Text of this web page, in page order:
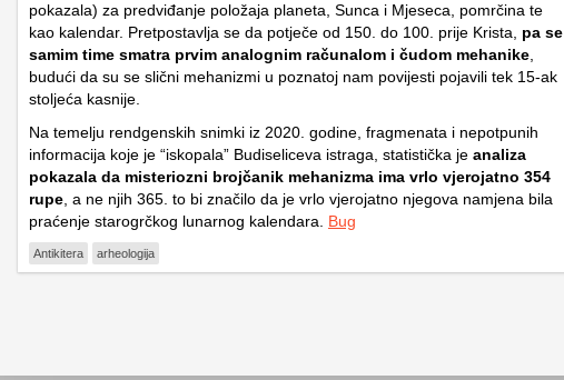
pokazala) za predviđanje položaja planeta, Sunca i Mjeseca, pomrčina te
kao kalendar. Pretpostavlja se da potječe od 150. do 100. prije Krista, pa se
samim time smatra prvim analognim računalom i čudom mehanike
budući da su se slični mehanizmi u poznatoj nam povijesti pojavili tek 15-ak
stoljeća kasnije.
Na temelju rendgenskih snimki iz 2020. godine, fragmenata i nepotpunih
informacija koje je “iskopala” Budiseliceva istraga, statistička je analiza
pokazala da misteriozni brojčanik mehanizma ima vrlo vjerojatno 354
rupe , a ne njih 365. to bi značilo da je vrlo vjerojatno njegova namjena bila
praćenje starogrčkog lunarnog kalendara. Bug
Antikitera arheologija